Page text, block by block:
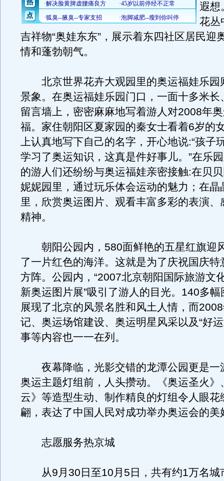
遐想
花丛
吉祥物“奥娃东东”，展示着东四社区居民迎
情和蓬勃朝气。
北京世界花卉大观园里的奥运福娃乐园
景象。在奥运福娃乐园门口，一面十多米长
留言墙上，密密麻麻地写着游人对2008年
福。家住朝阳区夏家园的秦女士看着6岁的
上认真地写下自己的名字，开心地说:“孩子
学习了奥运知识，这真是件好事儿。”在乐
的游人们还纷纷与奥运福娃亲密接触:在贝
妮妮园里，通过玩乐体会运动的魅力；在晶
里，欣赏奥运图片、观看丰富多彩的表演、
精神。
朝阳公园内，580面鲜艳的五星红旗迎
了一片红色的海洋。这就是为了庆祝国庆特
方阵。公园内，“2007北京朝阳国际旅游文
新奥运图片展”吸引了游人的目光。140多
展现了北京的风景名胜和风土人情，而
记、奥运场馆建设、奥运明星风采以及“好
事等内容也一一在列。
夜幕降临，光影交错的龙潭公园更是一
奥运主题灯组前，人头攒动。《奥运圣火》
云》等造型生动、制作精良的灯组令人眼花
翩，表达了中国人民对成功举办奥运会的美
志愿服务热京城
从9月30日至10月5日，共有约1万名城